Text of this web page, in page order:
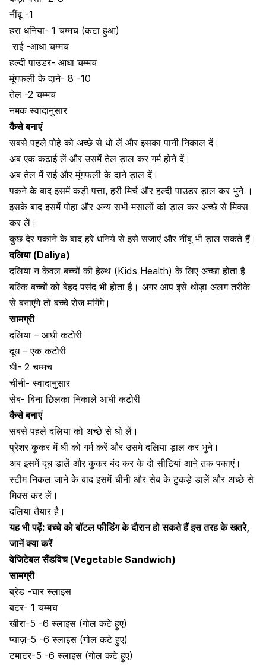
नींबू -1
हरा धनिया- 1 चम्मच (कटा हुआ)
राई -आधा चम्मच
हल्दी पाउडर- आधा चम्मच
मूंगफली के दाने- 8 -10
तेल -2 चम्मच
नमक स्वादानुसार
कैसे बनाएं
सबसे पहले पोहे को अच्छे से धो लें और इसका पानी निकाल दें।
अब एक कढ़ाई लें और उसमें तेल ड़ाल कर गर्म होने दें।
अब तेल में राई और मूंगफली के दाने ड़ाल दें।
पकने के बाद इसमें कड़ी पत्ता, हरी मिर्च औरहल्दी पाउडर ड़ाल कर भुने ।
इसके बाद इसमें पोहा और अन्य सभी मसालों को ड़ाल कर अच्छे से मिक्स
कर लें।
कुछ देर पकाने के बाद हरे धनिये से इसे सजाएं और नींबू भी ड़ाल सकते हैं।
दलिया (Daliya)
दलिया न केवल बच्चों की हेल्थ (Kids Health) के लिए अच्छा होता है
बल्कि बच्चों को बेहद पसंद भी होता है। अगर आप इसे थोड़ा अलग तरीके
से बनाएंगे तोबच्चे रोज मांगेंगे।
सामग्री
दलिया – आधी कटोरी
दूध – एक कटोरी
घी- 2 चम्मच
चीनी- स्वादानुसार
सेब- बिना छिलका निकाले आधी कटोरी
कैसे बनाएं
सबसे पहलेदलिया को अच्छे से धो लें।
प्रेशर कुकर में घी को गर्म करें और उसमे दलिया ड़ाल कर भुने।
अब इसमें दूध डालें और कुकर बंद कर के दो सीटियां आने तक पकाएं।
स्टीम निकल जाने के बाद इसमें चीनी औरसेब के टुकड़े डालें और अच्छे से
मिक्स कर लें।
दलिया तैयार है।
यह भी पढ़ें:बच्चे को बॉटल फीडिंग के दौरान हो सकते हैं इस तरह के खतरे,
जानें क्या करें
वेजिटेबल सैंडविच (Vegetable Sandwich)
सामग्री
ब्रेड -चार स्लाइस
बटर- 1 चम्मच
खीरा-5 -6 स्लाइस (गोल कटे हुए)
प्याज़-5 -6 स्लाइस (गोल कटे हुए)
टमाटर-5 -6 स्लाइस (गोल कटे हुए)